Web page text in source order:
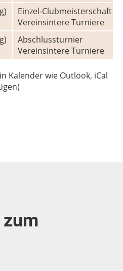
Einzel-Clubmeisterschaft |
Vereinsintere Turniere
Abschlussturnier
Vereinsintere Turniere
Kalender wie Outlook, iCal